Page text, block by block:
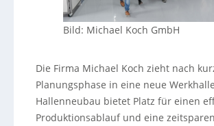
Bild: Michael Koch GmbH
Die Firma Michael Koch zieht nach
Planungsphase in eine neue
Hallenneubau bietet Platz für einen
Produktionsablauf und eine